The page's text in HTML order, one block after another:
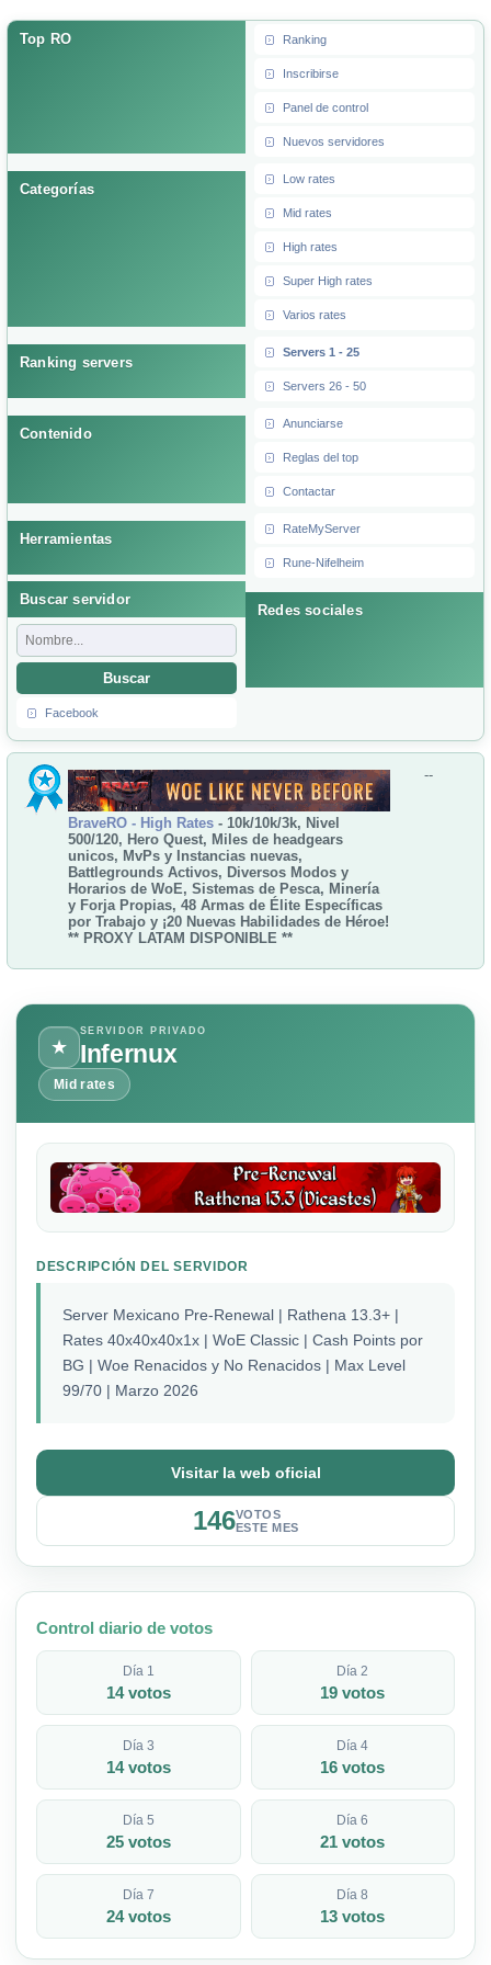
Top RO Ranking
Inscribirse
Panel de control
Nuevos servidores
Categorías
Low rates
Mid rates
High rates
Super High rates
Varios rates
Ranking servers
Servers 1 - 25
Servers 26 - 50
Contenido
Anunciarse
Reglas del top
Contactar
Herramientas
RateMyServer
Rune-Nifelheim
Buscar servidor
Buscar
Redes sociales
Facebook
BraveRO - High Rates - 10k/10k/3k, Nivel
500/120, Hero Quest, Miles de headgears
unicos, MvPs y Instancias nuevas,
Battlegrounds Activos, Diversos Modos y
Horarios de WoE, Sistemas de Pesca, Minería
y Forja Propias, 48 Armas de Élite Específicas
por Trabajo y ¡20 Nuevas Habilidades de Héroe!
** PROXY LATAM DISPONIBLE **
--
★
SERVIDOR PRIVADO
Infernux
Mid rates
DESCRIPCIÓN DEL SERVIDOR
Server Mexicano Pre-Renewal | Rathena 13.3+ |
Rates 40x40x40x1x | WoE Classic | Cash Points por
BG | Woe Renacidos y No Renacidos | Max Level
99/70 | Marzo 2026
Visitar la web oficial
146VOTOS
ESTE MES
Control diario de votos
Día 1
14 votos
Día 2
19 votos
Día 3
14 votos
Día 4
16 votos
Día 5
25 votos
Día 6
21 votos
Día 7
24 votos
Día 8
13 votos